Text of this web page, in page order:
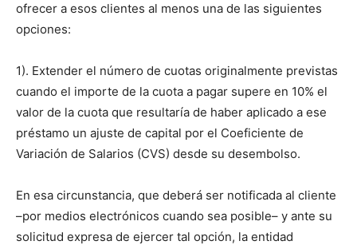
ofrecer a esos clientes al menos una de las siguientes
opciones:
1). Extender el número de cuotas originalmente previstas
cuando el importe de la cuota a pagar supere en 10% el
valor de la cuota que resultaría de haber aplicado a ese
préstamo un ajuste de capital por el Coeficiente de
Variación de Salarios (CVS) desde su desembolso.
En esa circunstancia, que deberá ser notificada al cliente
–por medios electrónicos cuando sea posible– y ante su
solicitud expresa de ejercer tal opción, la entidad